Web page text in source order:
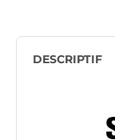
DESCRIPTIF